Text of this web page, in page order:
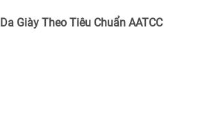
Giày Theo Tiêu Chuẩn AATCC